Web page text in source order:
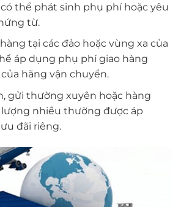
thể phát sinh phụ phí hoặc yêu
từ.
tại các đảo hoặc vùng xa của
áp dụng phụ phí giao hàng
hãng vận chuyển.
gửi thường xuyên hoặc hàng
nhiều thường được áp
đãi riêng.